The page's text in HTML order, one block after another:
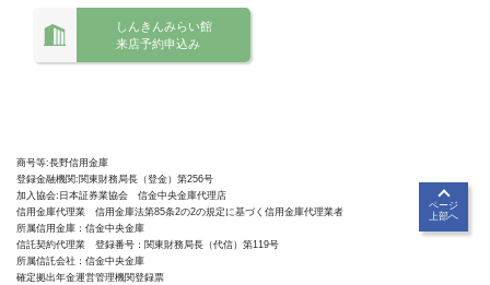
しんきんみらい館
来店予約申込み
ページ
上部へ
商号等:長野信用金庫
登録金融機関:関東財務局長（登金）第256号
加入協会:日本証券業協会 信金中央金庫代理店
信用金庫代理業 信用金庫法第85条2の2の規定に基づく信用金庫代理業者
所属信用金庫：信金中央金庫
信託契約代理業 登録番号：関東財務局長（代信）第119号
所属信託会社：信金中央金庫
確定拠出年金運営管理機関登録票